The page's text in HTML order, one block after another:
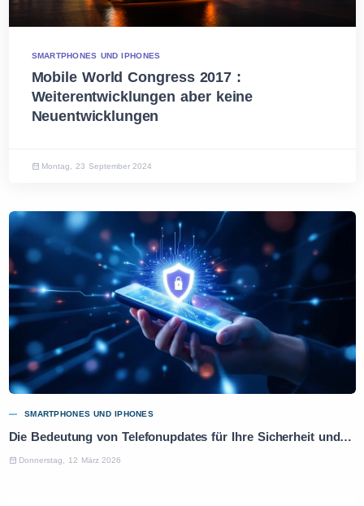
SMARTPHONES UND IPHONES
Mobile World Congress 2017 :
Weiterentwicklungen aber keine
Neuentwicklungen
Montag, 23 September 2024
SMARTPHONES UND IPHONES
Die Bedeutung von Telefonupdates für Ihre Sicherheit und Leistung
Donnerstag, 12 März 2026